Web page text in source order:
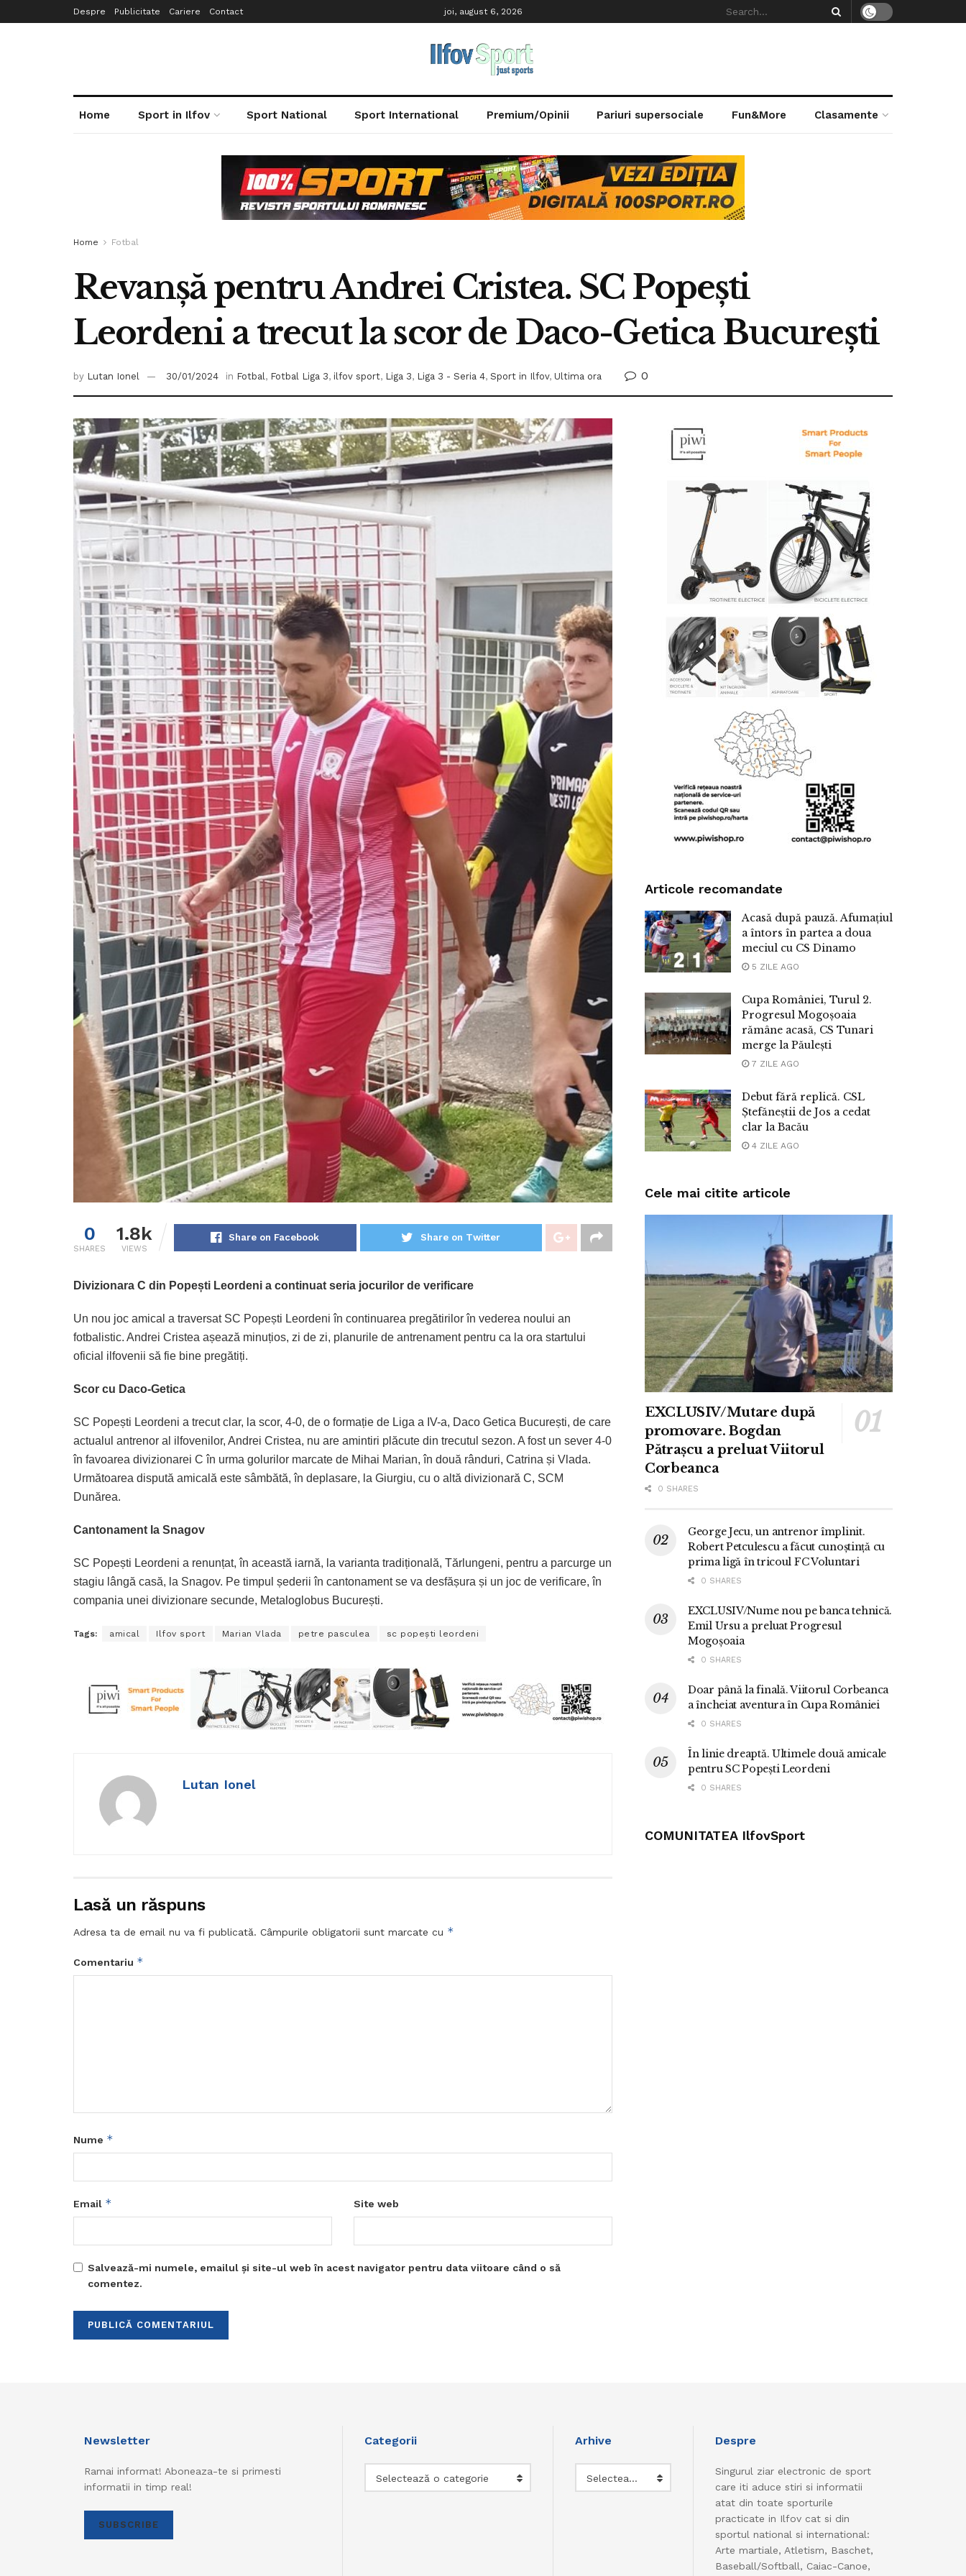
Despre Publicitate Cariere Contact joi, august 6, 2026
Home Sport in Ilfov Sport National Sport International Premium/Opinii Pariuri supersociale Fun&More Clasamente
Home Fotbal
Revanșă pentru Andrei Cristea. SC Popești
Leordeni a trecut la scor de Daco-Getica București
by Lutan Ionel 30/01/2024 in Fotbal, Fotbal Liga 3, ilfov sport, Liga 3, Liga 3 - Seria 4, Sport in Ilfov, Ultima ora 0
0
SHARES
1.8k
VIEWS
Share on Facebook Share on Twitter
Divizionara C din Popești Leordeni a continuat seria jocurilor de verificare
Un nou joc amical a traversat SC Popești Leordeni în continuarea pregătirilor în vederea noului an
fotbalistic. Andrei Cristea așează minuțios, zi de zi, planurile de antrenament pentru ca la ora startului
oficial ilfovenii să fie bine pregătiți.
Scor cu Daco-Getica
SC Popești Leordeni a trecut clar, la scor, 4-0, de o formație de Liga a IV-a, Daco Getica București, de care
actualul antrenor al ilfovenilor, Andrei Cristea, nu are amintiri plăcute din trecutul sezon. A fost un sever 4-0
în favoarea divizionarei C în urma golurilor marcate de Mihai Marian, în două rânduri, Catrina și Vlada.
Următoarea dispută amicală este sâmbătă, în deplasare, la Giurgiu, cu o altă divizionară C, SCM
Dunărea.
Cantonament la Snagov
SC Popești Leordeni a renunțat, în această iarnă, la varianta tradițională, Tărlungeni, pentru a parcurge un
stagiu lângă casă, la Snagov. Pe timpul șederii în cantonament se va desfășura și un joc de verificare, în
compania unei divizionare secunde, Metaloglobus București.
Tags: amical Ilfov sport Marian Vlada petre pasculea sc popeşti leordeni
Lutan Ionel
Lasă un răspuns
Adresa ta de email nu va fi publicată. Câmpurile obligatorii sunt marcate cu *
Comentariu *
Nume *
Email * Site web
Salvează-mi numele, emailul și site-ul web în acest navigator pentru data viitoare când o să
comentez.
Articole recomandate
Acasă după pauză. Afumațiul
a întors în partea a doua
meciul cu CS Dinamo
5 ZILE AGO
Cupa României, Turul 2.
Progresul Mogoșoaia
rămâne acasă, CS Tunari
merge la Păulești
7 ZILE AGO
Debut fără replică. CSL
Ștefăneștii de Jos a cedat
clar la Bacău
4 ZILE AGO
Cele mai citite articole
EXCLUSIV/Mutare după
promovare. Bogdan
Pătrașcu a preluat Viitorul
Corbeanca
0 SHARES
George Jecu, un antrenor împlinit.
Robert Petculescu a făcut cunoștință cu
prima ligă în tricoul FC Voluntari
0 SHARES
EXCLUSIV/Nume nou pe banca tehnică.
Emil Ursu a preluat Progresul
Mogoșoaia
0 SHARES
Doar până la finală. Viitorul Corbeanca
a încheiat aventura în Cupa României
0 SHARES
În linie dreaptă. Ultimele două amicale
pentru SC Popești Leordeni
0 SHARES
COMUNITATEA IlfovSport
Newsletter
Ramai informat! Aboneaza-te si primesti
informatii in timp real!
SUBSCRIBE
Categorii
Selectează o categorie
Arhive
Selectează luna
Despre
Singurul ziar electronic de sport
care iti aduce stiri si informatii
atat din toate sporturile
practicate in Ilfov cat si din
sportul national si international:
Arte martiale, Atletism, Baschet,
Baseball/Softball, Caiac-Canoe,